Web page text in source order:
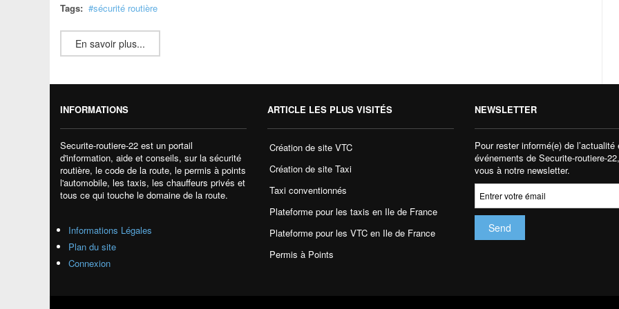
Tags:
sécurité routière
En savoir plus...
INFORMATIONS
Securite-routiere-22 est un portail
d'information, aide et conseils, sur la sécurité
routière, le code de la route, le permis à points
l'automobile, les taxis, les chauffeurs privés et
tous ce qui touche le domaine de la route.
Informations Légales
Plan du site
Connexion
ARTICLE LES PLUS VISITÉS
Création de site VTC
Création de site Taxi
Taxi conventionnés
Plateforme pour les taxis en Ile de France
Plateforme pour les VTC en Ile de France
Permis à Points
NEWSLETTER
Pour rester informé(e) de l’actualité
événements de Securite-routiere-
vous à notre newsletter.